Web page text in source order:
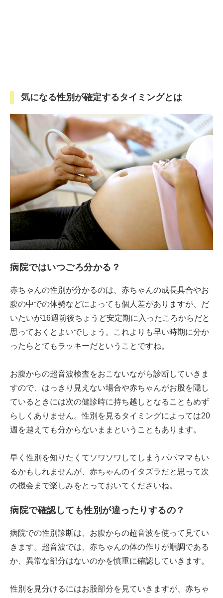
気になる性別が確定するタイミングとは
病院ではいつごろ分かる？
赤ちゃんの性別が分かるのは、赤ちゃんの成長具合やお
腹の中での体勢などによっても個人差がありますが、だ
いたいが16週前後ちょうど安定期に入ったころからだと
思っておくとよいでしょう。これよりも早い時期に分か
ったらとてもラッキーだということですね。
お腹からの超音波検査をおこないながら診断していきま
すので、はっきり見えない場合や赤ちゃんがお股を隠し
ているときには次の健診時に持ち越しとなることもめず
らしくありません。性別を見るタイミングによっては20
週を越えても分からないままということもあります。
早く性別を知りたくてソワソワしてしまうパパママもい
るかもしれませんが、赤ちゃんのイタズラだと思って次
の機会まで楽しみをとっておいてくださいね。
病院で確認しても性別が違ったりするの？
病院での性別診断は、お腹からの超音波を使って見てい
きます。超音波では、赤ちゃんの体の作りが順調である
か、異常な部分はないのかを慎重に確認していきます。
性別を見分けるにはお股部分を見ていきますが、赤ちゃ